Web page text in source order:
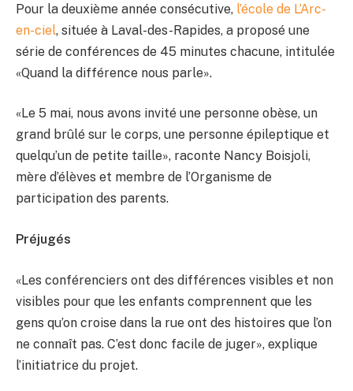
Pour la deuxième année consécutive, l’école de L’Arc-
en-ciel, située à Laval-des-Rapides, a proposé une
série de conférences de 45 minutes chacune, intitulée
«Quand la différence nous parle».
«Le 5 mai, nous avons invité une personne obèse, un
grand brûlé sur le corps, une personne épileptique et
quelqu’un de petite taille», raconte Nancy Boisjoli,
mère d’élèves et membre de l’Organisme de
participation des parents.
Préjugés
«Les conférenciers ont des différences visibles et non
visibles pour que les enfants comprennent que les
gens qu’on croise dans la rue ont des histoires que l’on
ne connaît pas. C’est donc facile de juger», explique
l’initiatrice du projet.